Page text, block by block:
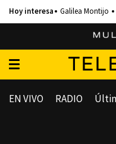
Galilea Montijo
EN VIVO RADIO